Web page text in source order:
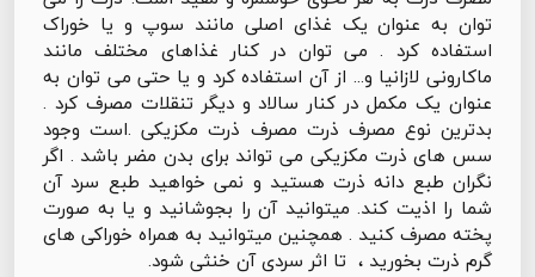
توان به عنوان یک غذای اصلی مانند سوپ و یا خوراک
استفاده کرد . می توان در کنار غذاهای مختلف مانند
ماکارونی لازانیا و... از آن استفاده کرد و یا حتی می توان به
عنوان یک مکمل در کنار سالاد و دیگر تنقلات مصرف کرد .
بدترین نوع مصرف ذرت مصرف ذرت مکزیکی .است وجود
سس های ذرت مکزیکی می تواند برای بدن مضر باشد . اگر
نگران طبع دانه ذرت هستید و نمی خواهید طبع سرد آن
شما را اذیت کند. میتوانید آن را بجوشانید و یا به صورت
پخته مصرف کنید . همچنین میتوانید به همراه خوراکی های
گرم ذرت بخورید ، تا اثر سردی آن خنثی شود.